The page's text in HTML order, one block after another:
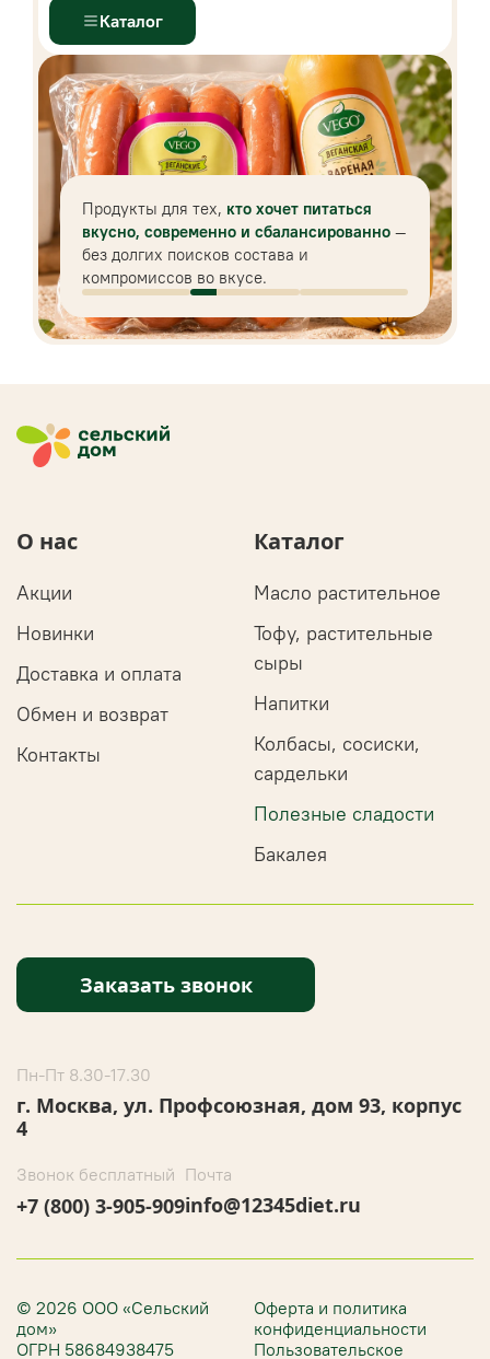
Каталог
Продукты для тех, кто хочет питаться
вкусно, современно и сбалансированно —
без долгих поисков состава и
компромиссов во вкусе.
О нас
Акции
Новинки
Доставка и оплата
Обмен и возврат
Контакты
Каталог
Масло растительное
Тофу, растительные
сыры
Напитки
Колбасы, сосиски,
сардельки
Полезные сладости
Бакалея
Заказать звонок
Пн-Пт 8.30-17.30
г. Москва, ул. Профсоюзная, дом 93, корпус
4
Звонок бесплатный
+7 (800) 3-905-909
Почта
info@12345diet.ru
© 2026 ООО «Сельский
дом»
ОГРН 58684938475
Оферта и политика
конфиденциальности
Пользовательское